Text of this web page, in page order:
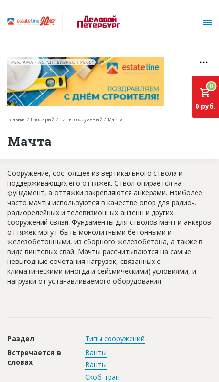
О проекте
База строящихся объектов
Инвестпроекты
Глоссарий
Новости
Платные услуги
Пресс-релизы
Правила работы
РЕКЛАМА • АО "ДП БИЗНЕС ПРЕСС"
Главная Глоссарий Типы сооружений Мачта
Мачта
0
0 руб.
Сооружение, состоящее из вертикального ствола и
поддерживающих его оттяжек. Ствол опирается на
фундамент, а оттяжки закрепляются анкерами. Наиболее
часто мачты используются в качестве опор для радио-,
радиорелейных и телевизионных антенн и других
сооружений связи. Фундаменты для стволов мачт и анкеров
оттяжек могут быть монолитными бетонными и
железобетонными, из сборного железобетона, а также в
виде винтовых свай. Мачты рассчитываются на самые
невыгодные сочетания нагрузок, связанных с
климатическими (иногда и сейсмическими) условиями, и
нагрузки от устанавливаемого оборудования.
Раздел
Типы сооружений
Встречается в
словах
Ванты
Ванты
Скоб-трап